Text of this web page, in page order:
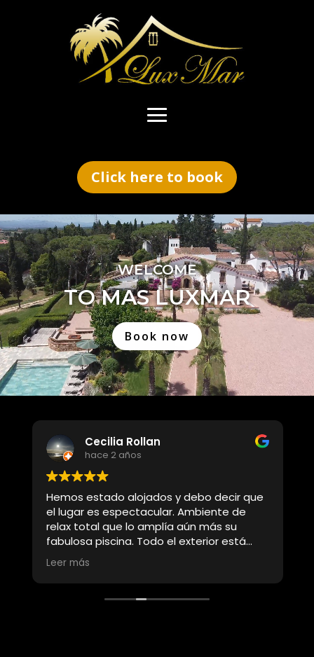
Click here to book
WELCOME
TO MAS LUXMAR
Book now
Video
Player
Cecilia Rollan
hace 2 años
Hemos estado alojados y debo decir que
el lugar es espectacular. Ambiente de
relax total que lo amplía aún más su
fabulosa piscina. Todo el exterior está
divinamente ambientado con flores y
árboles que si eres amante de la
naturaleza sabrás apreciar. Quedamos
encantados de la elección que hicimos
Leer más